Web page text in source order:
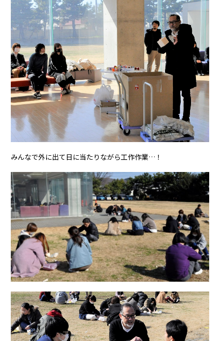
みんなで外に出て日に当たりながら工作作業…！